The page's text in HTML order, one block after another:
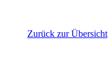
Zurück zur Übersicht